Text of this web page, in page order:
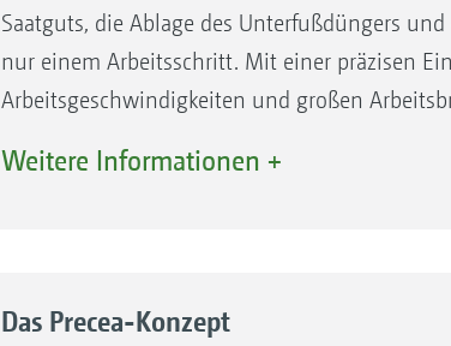
Saatguts, die Ablage des Unterfußdüngers
nur einem Arbeitsschritt. Mit einer präzisen
Arbeitsgeschwindigkeiten und großen
angepasste Unterfußdüngung.
Düngerverluste durch Auswaschung,
Weitere Informationen +
Das Precea-Konzept